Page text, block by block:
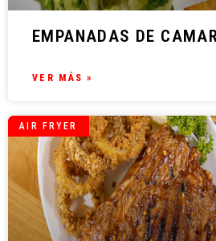
EMPANADAS DE
VER MÁS »
AIR FRYER